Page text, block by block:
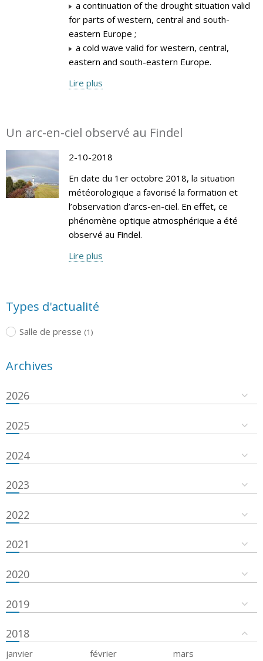
a continuation of the drought situation valid
for parts of western, central and south-
eastern Europe ;
a cold wave valid for western, central,
eastern and south-eastern Europe.
Lire plus
Un arc-en-ciel observé au Findel
2-10-2018
En date du 1er octobre 2018, la situation
météorologique a favorisé la formation et
l’observation d’arcs-en-ciel. En effet, ce
phénomène optique atmosphérique a été
observé au Findel.
Lire plus
Types d'actualité
Salle de presse (1)
Archives
2026
2025
2024
2023
2022
2021
2020
2019
2018
janvier février
mars